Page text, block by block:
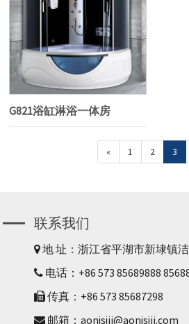
G821浴缸淋浴一体房
« 1 2 3
联系我们
地 址：浙江省平湖市新埭镇洁
电话：+86 573 85689888
传真：+86 573 85687298
邮箱：aonisijj@aonisijj.com